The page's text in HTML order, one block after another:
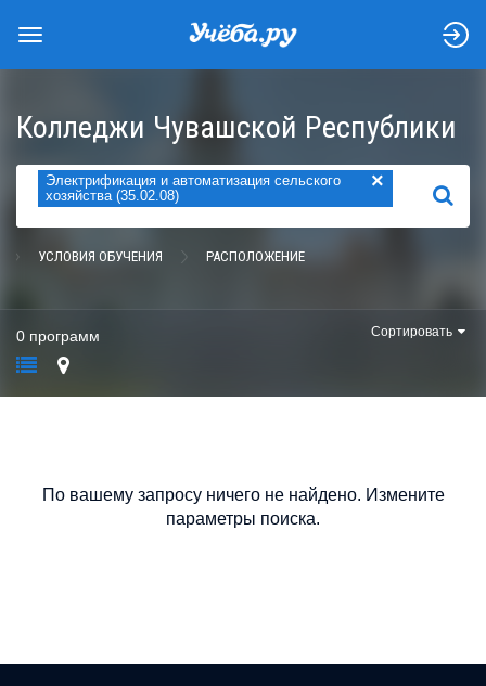
Колледжи Чувашской Республики
Электрификация и автоматизация сельского
хозяйства (35.02.08)
×
НАЙТИ
УСЛОВИЯ ОБУЧЕНИЯ РАСПОЛОЖЕНИЕ
0 программ Сортировать
По вашему запросу ничего не найдено. Измените
параметры поиска.